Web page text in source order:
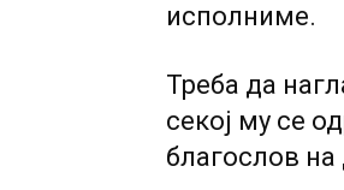
исполниме.
Треба да
секој му се
благослов